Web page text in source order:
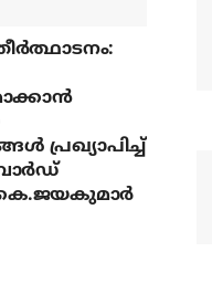
പ്രഖ്യാപിച്ച്